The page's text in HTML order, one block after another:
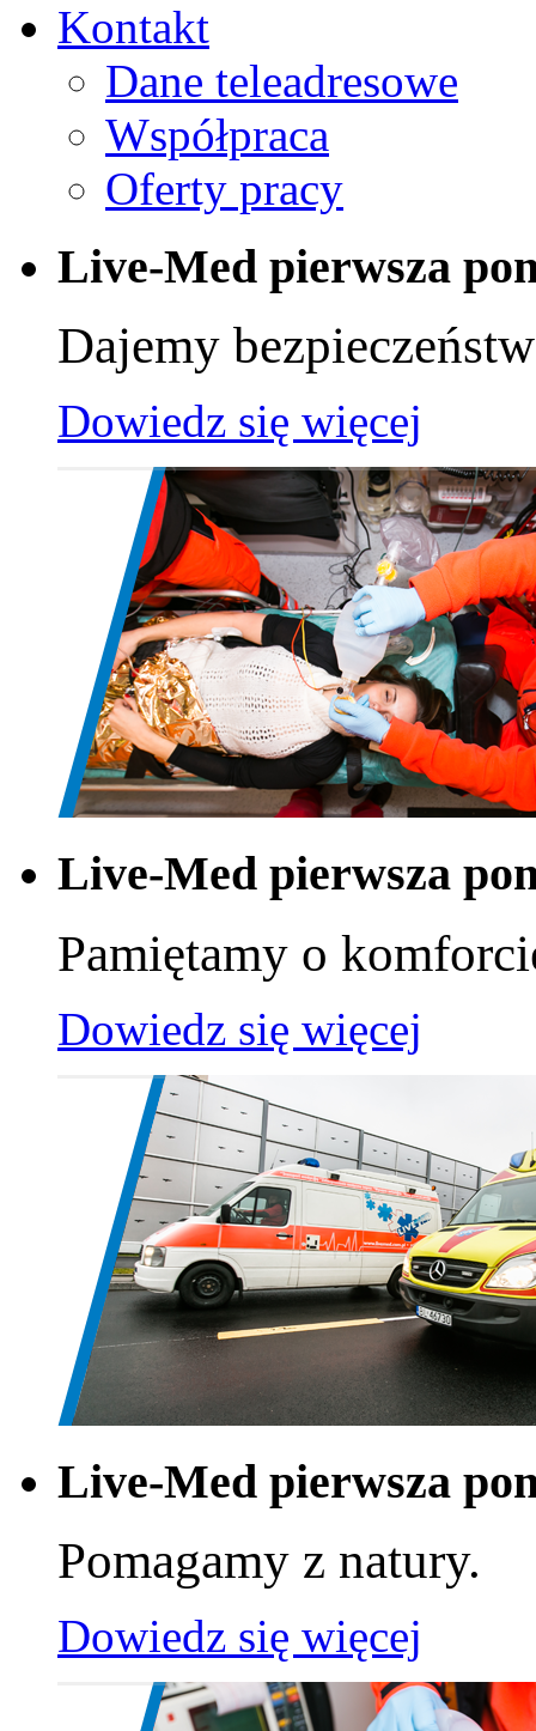
Kontakt
Dane teleadresowe
Współpraca
Oferty pracy
Live-Med pierwsza
Dajemy
Dowiedz się więcej
Live-Med pierwsza
Pamiętamy o
Dowiedz się więcej
Live-Med pierwsza
Pomagamy z natury.
Dowiedz się więcej